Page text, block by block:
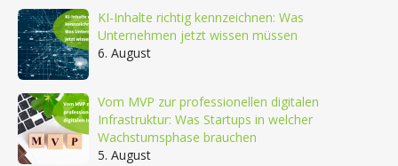
KI-Inhalte richtig kennzeichnen: Was
Unternehmen jetzt wissen müssen
6. August
Vom MVP zur professionellen digitalen
Infrastruktur: Was Startups in welcher
Wachstumsphase brauchen
5. August